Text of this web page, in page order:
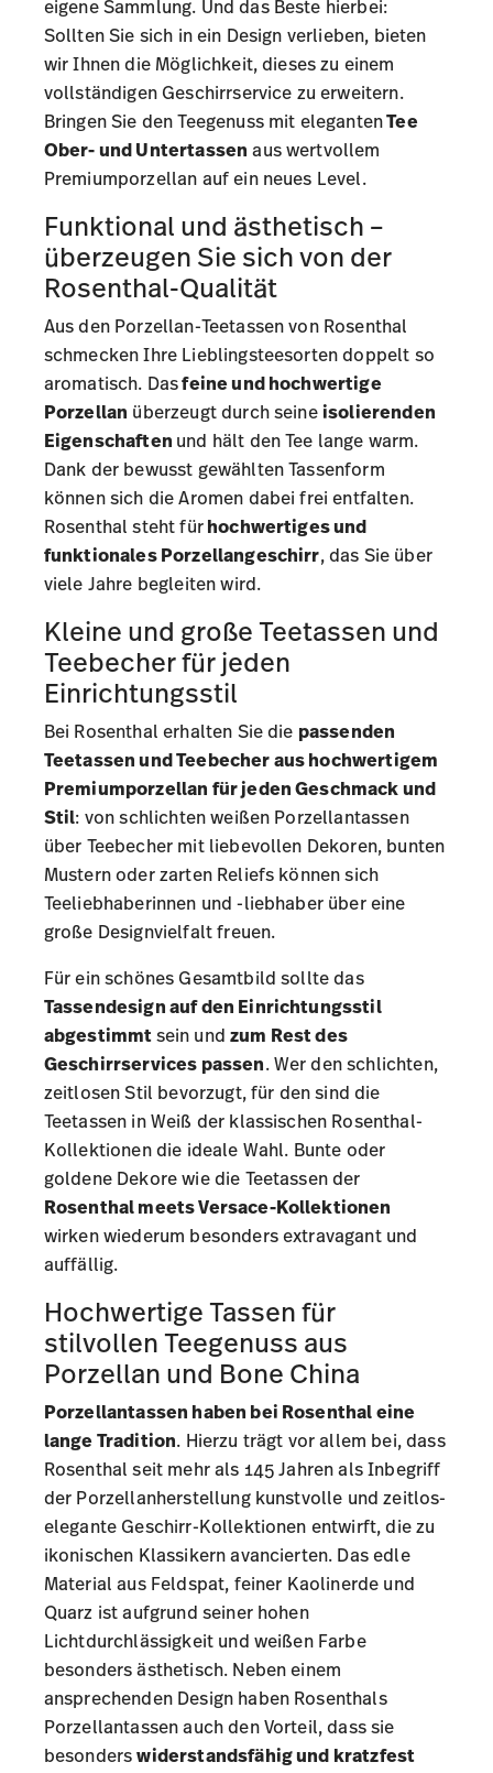
eigene Sammlung. Und das Beste hierbei:
Sollten Sie sich in ein Design verlieben, bieten
wir Ihnen die Möglichkeit, dieses zu einem
vollständigen Geschirrservice zu erweitern.
Bringen Sie den Teegenuss mit elegantenTee
Ober- und Untertassen aus wertvollem
Premiumporzellan auf ein neues Level.
Funktional und ästhetisch –
überzeugen Sie sich von der
Rosenthal-Qualität
Aus den Porzellan-Teetassen von Rosenthal
schmecken Ihre Lieblingsteesorten doppelt so
aromatisch. Dasfeine und hochwertige
Porzellan überzeugt durch seineisolierenden
Eigenschaften und hält den Tee lange warm.
Dank der bewusst gewählten Tassenform
können sich die Aromen dabei frei entfalten.
Rosenthal steht fürhochwertiges und
funktionales Porzellangeschirr, das Sie über
viele Jahre begleiten wird.
Kleine und große Teetassen und
Teebecher für jeden
Einrichtungsstil
Bei Rosenthal erhalten Sie die passenden
Teetassen und Teebecher aus hochwertigem
Premiumporzellan für jeden Geschmack und
Stil: von schlichten weißen Porzellantassen
über Teebecher mit liebevollen Dekoren, bunten
Mustern oder zarten Reliefs können sich
Teeliebhaberinnen und -liebhaber über eine
große Designvielfalt freuen.
Für ein schönes Gesamtbild sollte das
Tassendesign auf den Einrichtungsstil
abgestimmtsein undzum Rest des
Geschirrservices passen. Wer den schlichten,
zeitlosen Stil bevorzugt, für den sind die
Teetassen in Weiß der klassischen Rosenthal-
Kollektionen die ideale Wahl. Bunte oder
goldene Dekore wie die Teetassen der
Rosenthal meets Versace-Kollektionen
wirken wiederum besonders extravagant und
auffällig.
Hochwertige Tassen für
stilvollen Teegenuss aus
Porzellan und Bone China
Porzellantassen haben bei Rosenthal eine
lange Tradition. Hierzu trägt vor allem bei, dass
Rosenthal seit mehr als 145 Jahren als Inbegriff
der Porzellanherstellungkunstvolle und zeitlos-
elegante Geschirr-Kollektionen entwirft, die zu
ikonischen Klassikern avancierten. Das edle
Material aus Feldspat, feiner Kaolinerde und
Quarz ist aufgrund seiner hohen
Lichtdurchlässigkeit und weißen Farbe
besonders ästhetisch. Neben einem
ansprechenden Design haben Rosenthals
Porzellantassen auch den Vorteil, dass sie
besonderswiderstandsfähig und kratzfest